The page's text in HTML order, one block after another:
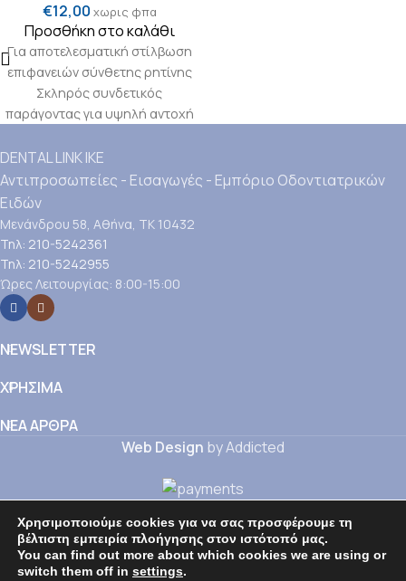
€12,00 χωρις φπα
Προσθήκη στο καλάθι
Για αποτελεσματική στίλβωση
επιφανειών σύνθετης ρητίνης
Σκληρός συνδετικός
παράγοντας για υψηλή αντοχή
DENTAL LINK ΙΚΕ
Αντιπροσωπείες - Εισαγωγές - Εμπόριο Οδοντιατρικών
Ειδών
Μενάνδρου 58, Αθήνα, ΤΚ 10432
Τηλ: 210-5242361
Τηλ: 210-5242955
Ώρες Λειτουργίας: 8:00-15:00
NEWSLETTER
ΧΡΗΣΙΜΑ
ΝΕΑ ΑΡΘΡΑ
Web Design by Addicted
Χρησιμοποιούμε cookies για να σας προσφέρουμε τη
βέλτιστη εμπειρία πλοήγησης στον ιστότοπό μας.
You can find out more about which cookies we are using or
switch them off in settings.
Wishlist
Cart